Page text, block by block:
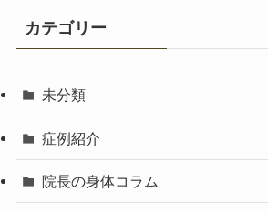
カテゴリー
未分類
症例紹介
院長の身体コラム